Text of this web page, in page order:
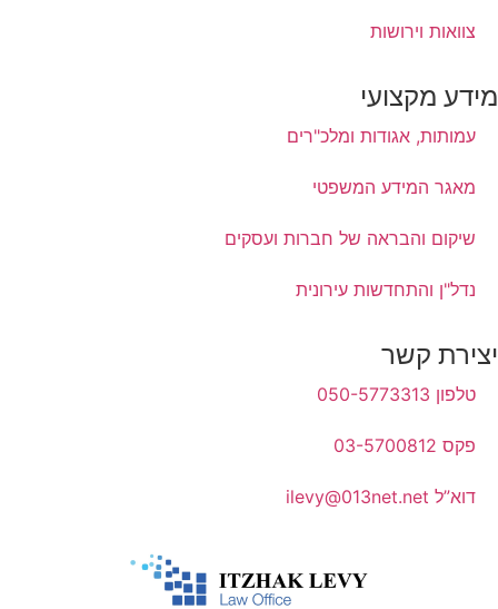
צוואות וירושות
מידע מקצועי
עמותות, אגודות ומלכ"רים
מאגר המידע המשפטי
שיקום והבראה של חברות ועסקים
נדל"ן והתחדשות עירונית
יצירת קשר
טלפון 050-5773313
פקס 03-5700812
דוא”ל ilevy@013net.net